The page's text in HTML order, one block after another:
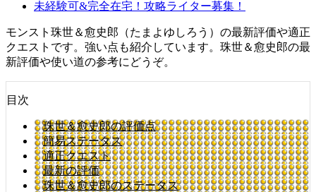
未経験可&完全在宅！攻略ライター募集！
モンスト珠世＆愈史郎（たまよゆしろう）の最新評価や適正
クエストです。強い点も紹介しています。珠世＆愈史郎の最
新評価や使い道の参考にどうぞ。
目次
珠世＆愈史郎の評価点
簡易ステータス
適正クエスト
最新の評価
珠世＆愈史郎のステータス